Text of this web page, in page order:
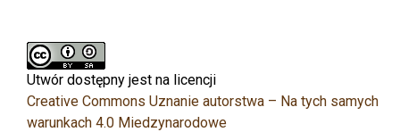
Utwór dostępny jest na licencji
Creative Commons Uznanie autorstwa – Na tych samych
warunkach 4.0 Miedzynarodowe